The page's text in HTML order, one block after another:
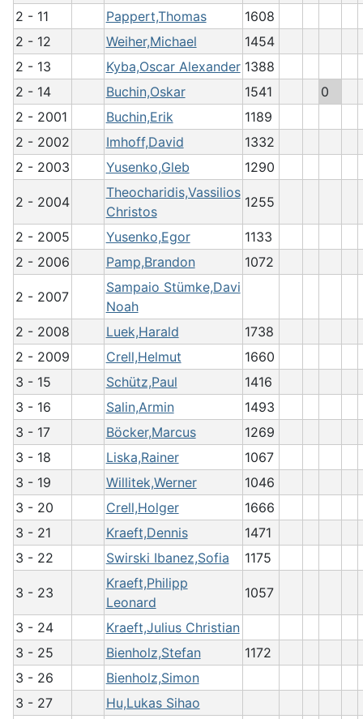
2 - 11 Pappert,Thomas
1608
2 - 12
Weiher,Michael
1454
2 - 13
Kyba,Oscar Alexander 1388
2 - 14
Buchin,Oskar 1541
0
2 - 2001
Buchin,Erik
1189
2 - 2002
Imhoff,David
1332
2 - 2003
Yusenko,Gleb 1290
2 - 2004
Theocharidis,Vassilios
Christos
1255
2 - 2005 Yusenko,Egor
1133
2 - 2006
Pamp,Brandon 1072
2 - 2007
Sampaio Stümke,Davi
Noah
2 - 2008
Luek,Harald
1738
2 - 2009
Crell,Helmut
1660
3 - 15
Schütz,Paul
1416
3 - 16
Salin,Armin
1493
3 - 17
Böcker,Marcus
1269
3 - 18
Liska,Rainer
1067
3 - 19
Willitek,Werner
1046
3 - 20
Crell,Holger
1666
3 - 21
Kraeft,Dennis
1471
3 - 22
Swirski Ibanez,Sofia 1175
3 - 23
Kraeft,Philipp
Leonard
1057
3 - 24
Kraeft,Julius Christian
3 - 25
Bienholz,Stefan
1172
3 - 26
Bienholz,Simon
3 - 27
Hu,Lukas Sihao